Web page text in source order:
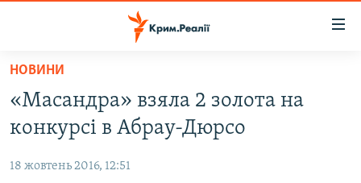
Перейти
основного
матеріалу
до
ВОДА.КРИМ
ВІДЕО ТА ФОТО
ПОЛІТИКА
НОВИНИ
«Масандра» взяла 2 золота на
конкурсі в Абрау-Дюрсо
18 жовтень 2016, 12:51